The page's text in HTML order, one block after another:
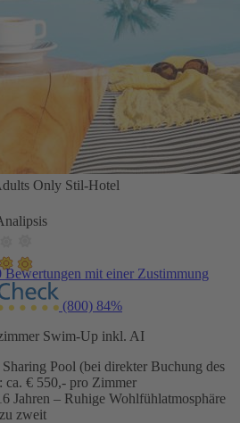
Only Stil-Hotel
Bewertungen mit einer Zustimmung
(800) 84%
Swim-Up inkl. AI
Pool (bei direkter Buchung des
€ 550,- pro Zimmer
Jahren – Ruhige Wohlfühlatmosphäre
zweit